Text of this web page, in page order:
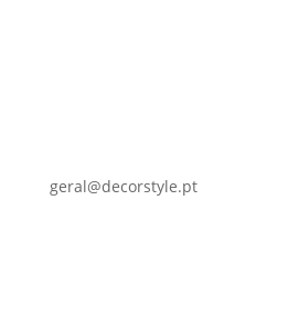
geral@decorstyle.pt